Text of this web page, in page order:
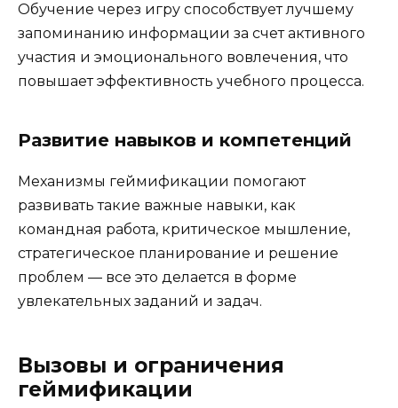
Обучение через игру способствует лучшему
запоминанию информации за счет активного
участия и эмоционального вовлечения, что
повышает эффективность учебного процесса.
Развитие навыков и компетенций
Механизмы геймификации помогают
развивать такие важные навыки, как
командная работа, критическое мышление,
стратегическое планирование и решение
проблем — все это делается в форме
увлекательных заданий и задач.
Вызовы и ограничения
геймификации